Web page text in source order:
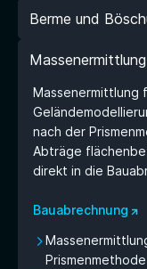
Berme und
Massenermittlung
Massenermittlung
nach der
Abträge
direkt in die
Bauabrechnung
Prismenmethode